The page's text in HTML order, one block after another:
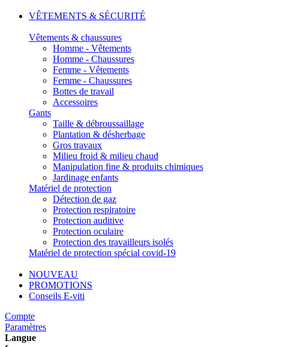
VÊTEMENTS & SÉCURITÉ
Vêtements & chaussures
Homme - Vêtements
Homme - Chaussures
Femme - Vêtements
Femme - Chaussures
Bottes de travail
Accessoires
Gants
Taille & débroussaillage
Plantation & désherbage
Gros travaux
Milieu froid & milieu chaud
Manipulation fine & produits chimiques
Jardinage enfants
Matériel de protection
Détection de gaz
Protection respiratoire
Protection auditive
Protection oculaire
Protection des travailleurs isolés
Matériel de protection spécial covid-19
NOUVEAU
PROMOTIONS
Conseils E-viti
Compte
Paramètres
Langue